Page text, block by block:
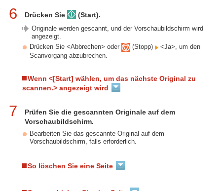
6 Drücken Sie (Start).
Originale werden gescannt, und der Vorschaubildschirm wird
angezeigt.
Drücken Sie <Abbrechen> oder
(Stopp)
<Ja>, um den
Scanvorgang abzubrechen.
Wenn <[Start] wählen, um das nächste Original zu
scannen.> angezeigt wird
7
Prüfen Sie die gescannten Originale auf dem
Vorschaubildschirm.
Bearbeiten Sie das gescannte Original auf dem
Vorschaubildschirm, falls erforderlich.
So löschen Sie eine Seite